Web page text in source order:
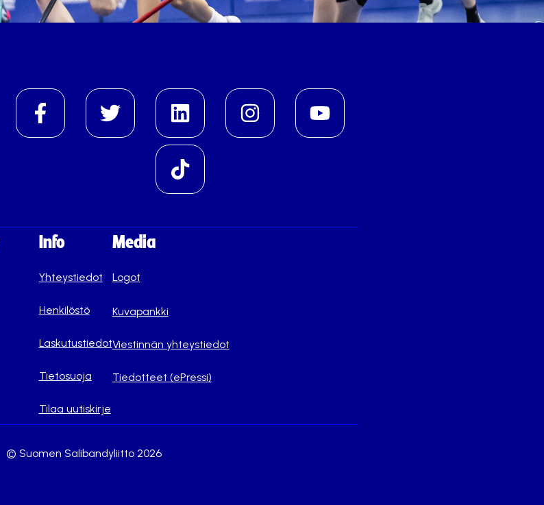
Info
Yhteystiedot
Henkilöstö
Laskutustiedot
Tietosuoja
Tilaa uutiskirje
Media
Logot
Kuvapankki
Viestinnän yhteystiedot
Tiedotteet (ePressi)
© Suomen Salibandyliitto 2026